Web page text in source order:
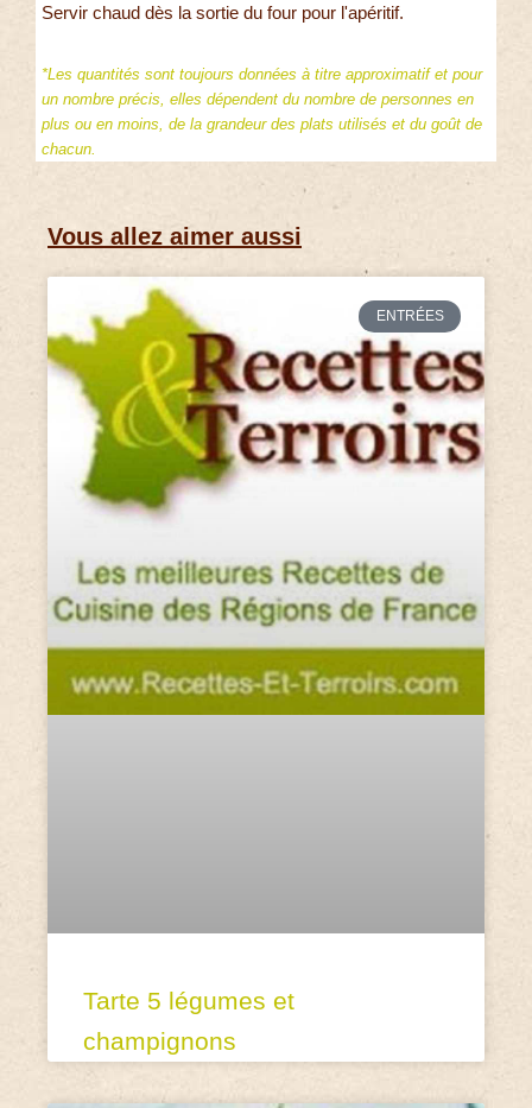
Servir chaud dès la sortie du four pour l'apéritif.
*Les quantités sont toujours données à titre approximatif et pour
un nombre précis, elles dépendent du nombre de personnes en
plus ou en moins, de la grandeur des plats utilisés et du goût de
chacun.
Vous allez aimer aussi
ENTRÉES
Tarte 5 légumes et
champignons